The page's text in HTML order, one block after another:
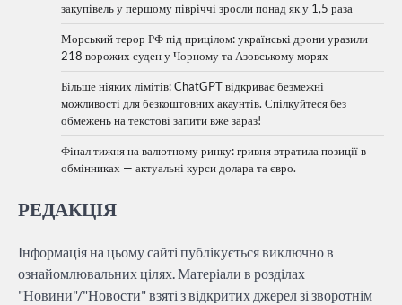
закупівель у першому півріччі зросли понад як у 1,5 раза
Морський терор РФ під прицілом: українські дрони уразили
218 ворожих суден у Чорному та Азовському морях
Більше ніяких лімітів: ChatGPT відкриває безмежні
можливості для безкоштовних акаунтів. Спілкуйтеся без
обмежень на текстові запити вже зараз!
Фінал тижня на валютному ринку: гривня втратила позиції в
обмінниках — актуальні курси долара та євро.
РЕДАКЦІЯ
Інформація на цьому сайті публікується виключно в
ознайомлювальних цілях. Матеріали в розділах
"Новини"/"Новости" взяті з відкритих джерел зі зворотнім